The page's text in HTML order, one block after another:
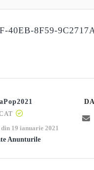
40EB-8F59-
19 ianuarie 2021
Anunturile